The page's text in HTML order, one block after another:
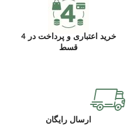
خرید اعتباری و پرداخت در 4
قسط
ارسال رایگان